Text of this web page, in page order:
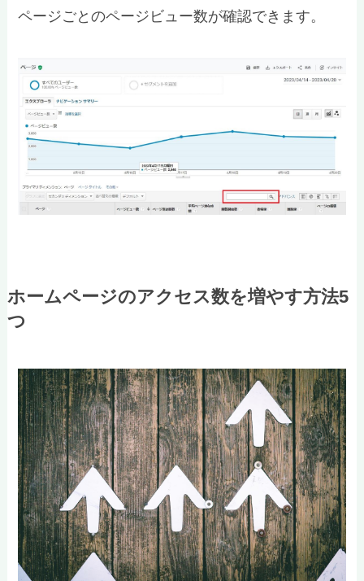
ページごとのページビュー数が確認できます。
ホームページのアクセス数を増やす方法5
つ